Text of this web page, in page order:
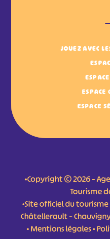
JOUEZ AVEC
ESPACE
ESPACE
•Copyright © 2026 –
Tourisme
•Site officiel du
Châtellerault –
•Mentions légales•